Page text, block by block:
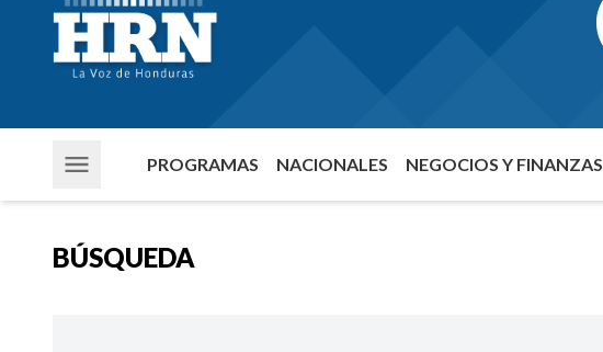
PROGRAMAS NACIONALES NEGOCIOS Y FINANZAS
BÚSQUEDA